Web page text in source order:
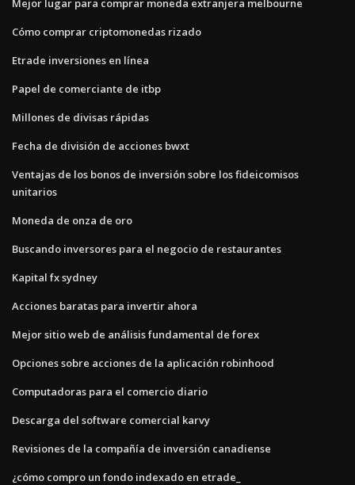
Mejor lugar para comprar moneda extranjera melbourne
Cómo comprar criptomonedas rizado
Etrade inversiones en línea
Papel de comerciante de itbp
Millones de divisas rápidas
Fecha de división de acciones bwxt
Ventajas de los bonos de inversión sobre los fideicomisos
unitarios
Moneda de onza de oro
Buscando inversores para el negocio de restaurantes
Kapital fx sydney
Acciones baratas para invertir ahora
Mejor sitio web de análisis fundamental de forex
Opciones sobre acciones de la aplicación robinhood
Computadoras para el comercio diario
Descarga del software comercial karvy
Revisiones de la compañía de inversión canadiense
¿cómo compro un fondo indexado en etrade_